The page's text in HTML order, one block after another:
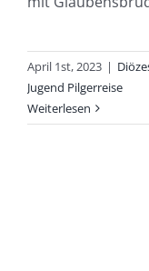
April 1st, 2023 |
Jugend Pilgerreise
Weiterlesen